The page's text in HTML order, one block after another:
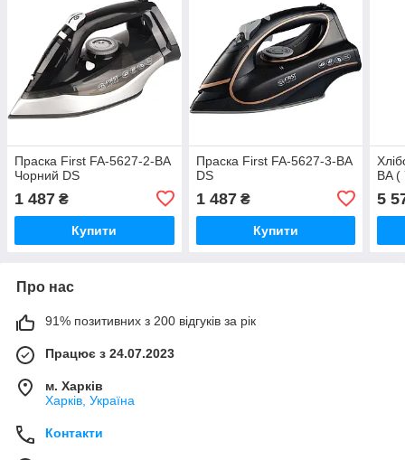
Праска First FA-5627-2-BA
Чорний DS
1 487 ₴
Купити
Праска First FA-5627-3-BA
DS
1 487₴
Купити
BA (
5
Про нас
91% позитивних з 200 відгуків за рік
Працює з 24.07.2023
м. Харків
Харків, Україна
Контакти